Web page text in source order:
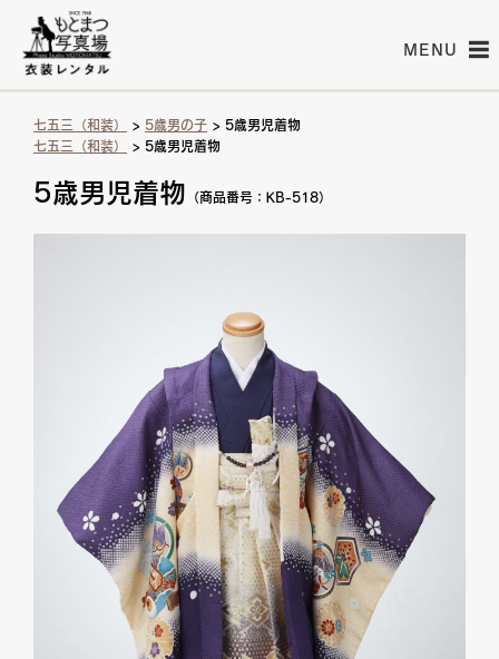
MENU
七五三（和装） > 5歳男の子 > 5歳男児着物
七五三（和装）
> 5歳男児着物
5歳男児着物 （商品番号：KB-518）